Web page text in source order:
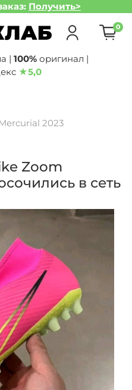
Получить>
0
| 100% оригинал |
★5,0
2023
Zoom
в сеть